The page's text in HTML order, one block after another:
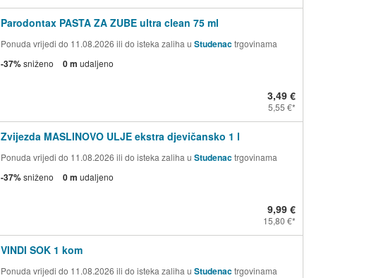
Parodontax PASTA ZA ZUBE ultra clean 75 ml
Ponuda vrijedi do 11.08.2026 ili do isteka zaliha u Studenactrgovinama
-37%sniženo 0 m udaljeno
3,49 €
5,55 €
Zvijezda MASLINOVO ULJE ekstra djevičansko 1 l
Ponuda vrijedi do 11.08.2026 ili do isteka zaliha u Studenactrgovinama
-37%sniženo 0 m udaljeno
9,99 €
15,80 €
VINDI SOK 1 kom
Ponuda vrijedi do 11.08.2026 ili do isteka zaliha u Studenactrgovinama